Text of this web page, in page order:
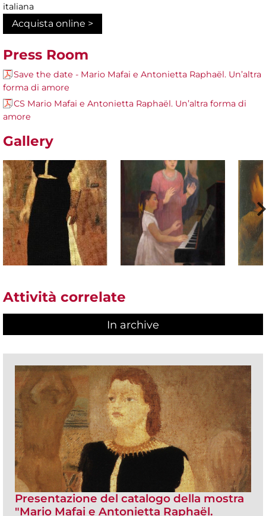
italiana
Acquista online >
Press Room
Save the date - Mario Mafai e Antonietta Raphaël. Un’altra
forma di amore
CS Mario Mafai e Antonietta Raphaël. Un’altra forma di
amore
Gallery
Attività correlate
In archive
Presentazione del catalogo della mostra
"Mario Mafai e Antonietta Raphaël.